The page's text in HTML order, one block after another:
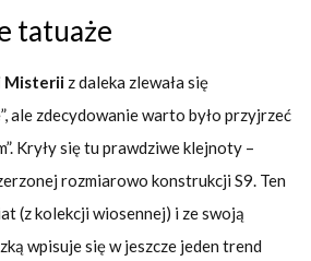
tatuaże
Misteriiz daleka zlewała się
ale zdecydowanie warto było przyjrzeć
Kryły się tu prawdziwe klejnoty –
rozmiarowo konstrukcji S9. Ten
(z kolekcji wiosennej) i ze swoją
wpisuje się w jeszcze jeden trend